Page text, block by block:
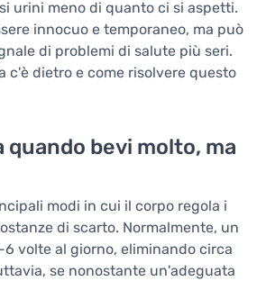
urini meno di quanto ci si aspetti.
innocuo e temporaneo, ma può
di problemi di salute più seri.
c'è dietro e come risolvere questo
quando bevi molto, ma
modi in cui il corpo regola i
di scarto. Normalmente, un
volte al giorno, eliminando circa
se nonostante un'adeguata